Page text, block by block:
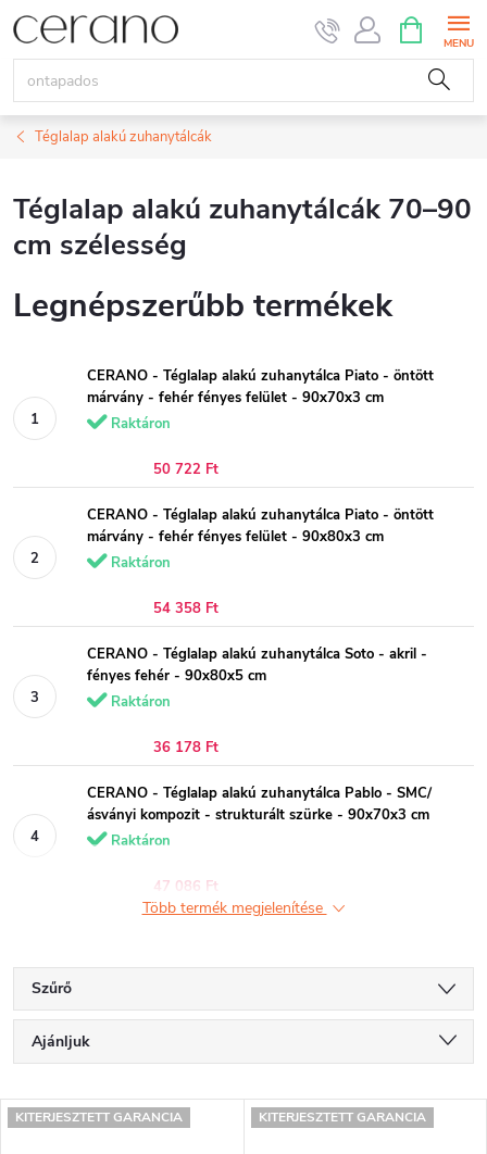
Ugrás
tartalomhoz
KOSÁR
Téglalap alakú zuhanytálcák
Téglalap alakú zuhanytálcák 70–90
cm szélesség
Legnépszerűbb termékek
CERANO - Téglalap alakú zuhanytálca Piato - öntött
márvány - fehér fényes felület - 90x70x3 cm
Raktáron
50 722 Ft
CERANO - Téglalap alakú zuhanytálca Piato - öntött
márvány - fehér fényes felület - 90x80x3 cm
Raktáron
54 358 Ft
CERANO - Téglalap alakú zuhanytálca Soto - akril -
fényes fehér - 90x80x5 cm
Raktáron
36 178 Ft
CERANO - Téglalap alakú zuhanytálca Pablo - SMC/
ásványi kompozit - strukturált szürke - 90x70x3 cm
Raktáron
47 086 Ft
Több termék megjelenítése
Szűrő
r
Ajánljuk
Legdrágább
T
KITERJESZTETT GARANCIA KITERJESZTETT GARANCIA